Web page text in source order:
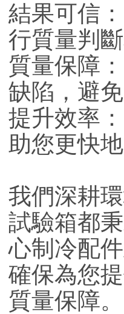
結果可信
行質量判
質量保障
缺陷，避
提升效率
助您更快
我們深耕
試驗箱都
心制冷配
確保為您
質量保障。